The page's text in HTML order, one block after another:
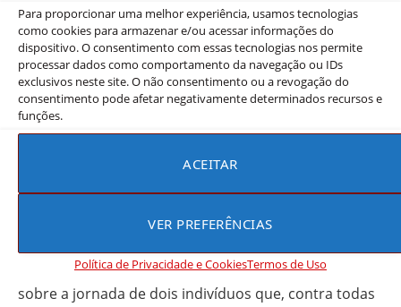
Para proporcionar uma melhor experiência, usamos tecnologias
como cookies para armazenar e/ou acessar informações do
dispositivo. O consentimento com essas tecnologias nos permite
processar dados como comportamento da navegação ou IDs
exclusivos neste site. O não consentimento ou a revogação do
consentimento pode afetar negativamente determinados recursos e
funções.
ACEITAR
VER PREFERÊNCIAS
Política de Privacidade e CookiesTermos de Uso
Conclusão: Meu Romance Secreto
“Meu Romance Secreto” é uma história cativante
sobre a jornada de dois indivíduos que, contra todas